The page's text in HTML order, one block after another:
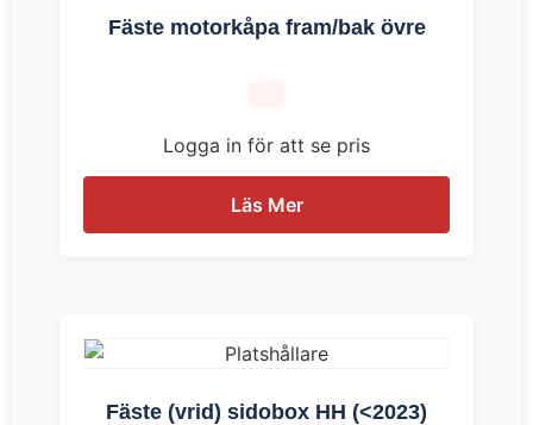
Fäste motorkåpa fram/bak övre
Logga in för att se pris
Läs Mer
Fäste (vrid) sidobox HH (<2023)